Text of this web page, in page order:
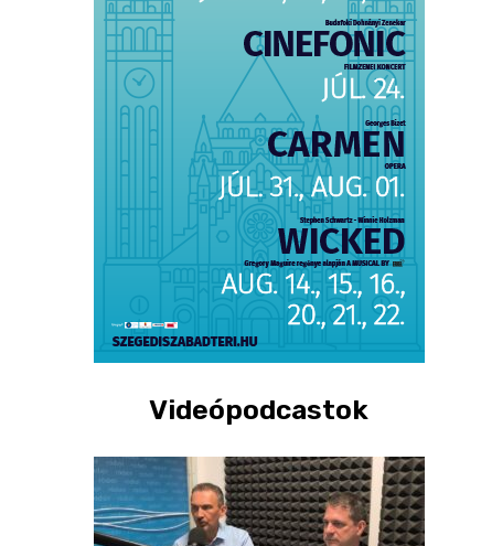
Videópodcastok